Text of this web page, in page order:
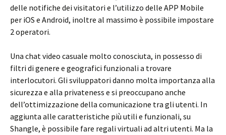
delle notifiche dei visitatori e l’utilizzo delle APP Mobile
per iOS e Android, inoltre al massimo è possibile impostare
2 operatori.
Una chat video casuale molto conosciuta, in possesso di
filtri di genere e geografici funzionali a trovare
interlocutori. Gli sviluppatori danno molta importanza alla
sicurezza e alla privateness e si preoccupano anche
dell’ottimizzazione della comunicazione tra gli utenti. In
aggiunta alle caratteristiche più utili e funzionali, su
Shangle, è possibile fare regali virtuali ad altri utenti. Ma la